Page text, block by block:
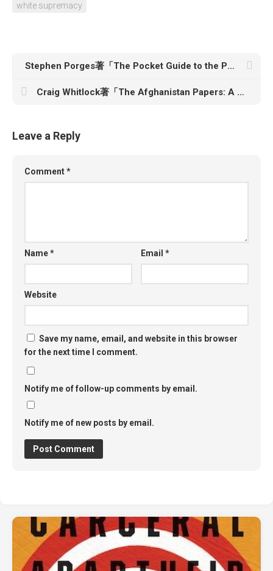
white supremacy
Stephen Porges著「The Pocket Guide to the Polyvagal Theory: The Transformative Power of Feeling Safe」
Craig Whitlock著「The Afghanistan Papers: A Secret History of the War」
Leave a Reply
Comment*
Name* Email*
Website
Save my name, email, and website in this browser
for the next time I comment.
Notify me of follow-up comments by email.
Notify me of new posts by email.